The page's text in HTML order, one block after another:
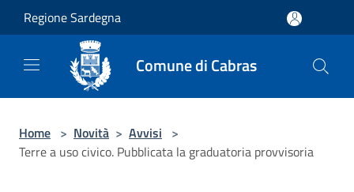
Salta al contenuto principale
Regione Sardegna
Comune di Cabras
Home > Novità > Avvisi >
Terre a uso civico. Pubblicata la graduatoria provvisoria